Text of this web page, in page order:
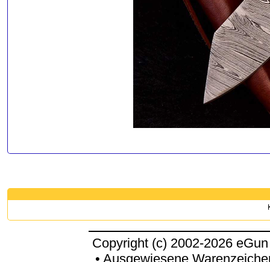
Copyright (c) 2002-2026
• Ausgewiesene